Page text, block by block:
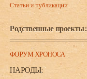
Статьи и публикации
Родственные проекты:
ФОРУМ ХРОНОСА
НАРОДЫ: